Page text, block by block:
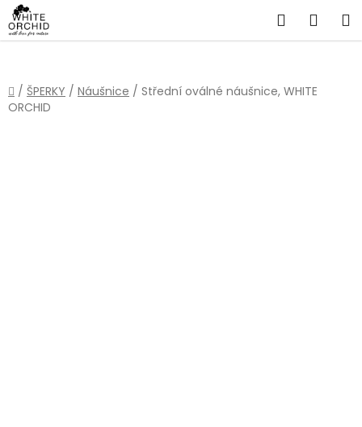
Přejít
na
obsah
Hledat
Domů
/ ŠPERKY / Náušnice / Střední oválné náušnice, WHITE
ORCHID